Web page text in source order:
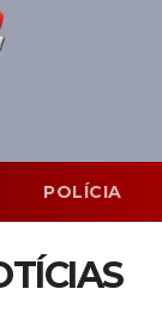
POLÍCIA